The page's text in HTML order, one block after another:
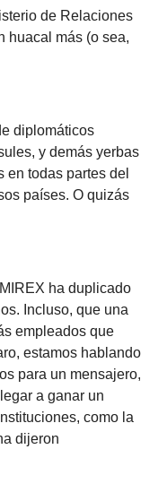
de Relaciones
huacal más (o sea,
diplomáticos
y demás yerbas
en todas partes del
países. O quizás
ha duplicado
Incluso, que una
empleados que
estamos hablando
para un mensajero,
a ganar un
como la
dijeron